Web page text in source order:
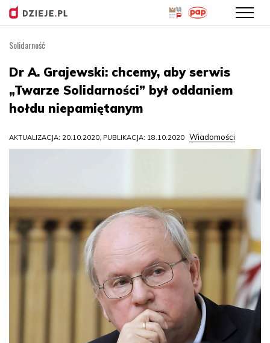
treści
Solidarność
Dr A. Grajewski: chcemy, aby serwis
„Twarze Solidarności” był oddaniem
hołdu niepamiętanym
AKTUALIZACJA: 20.10.2020, PUBLIKACJA: 18.10.2020 Wiadomości